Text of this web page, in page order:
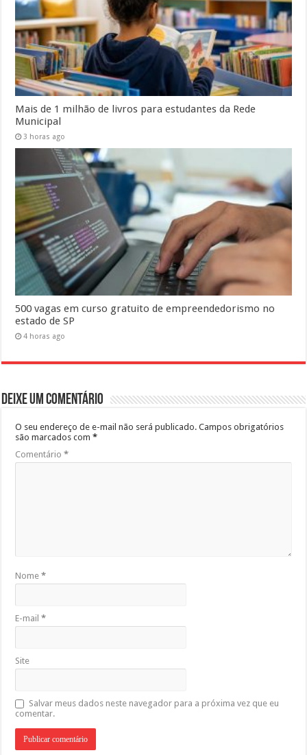
Mais de 1 milhão de livros para estudantes da Rede
Municipal
3 horas ago
500 vagas em curso gratuito de empreendedorismo no
estado de SP
4 horas ago
Deixe um comentário
O seu endereço de e-mail não será publicado. Campos obrigatórios
são marcados com*
Comentário*
Nome*
E-mail*
Site
Salvar meus dados neste navegador para a próxima vez que eu
comentar.